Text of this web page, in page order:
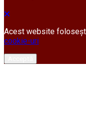
Acest website
cookie-uri